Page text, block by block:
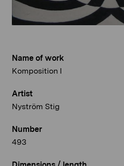
Name of work
Komposition I
Artist
Nyström Stig
Number
493